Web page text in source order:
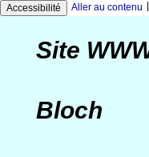
Accessibilité Aller au contenu
Site
Bloch